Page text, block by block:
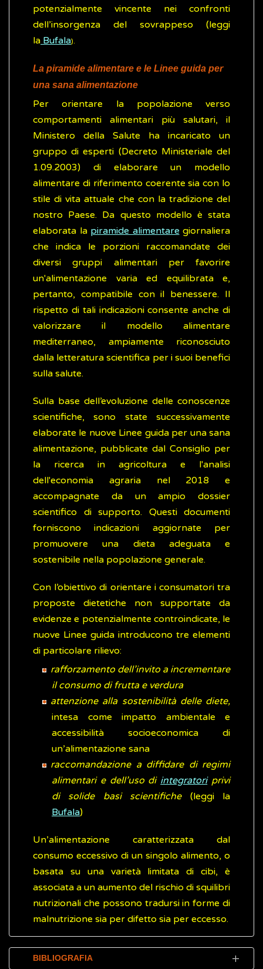
potenzialmente vincente nei confronti
dell’insorgenza del sovrappeso (leggi
la Bufala).
La piramide alimentare e le Linee guida per
una sana alimentazione
Per orientare la popolazione verso
comportamenti alimentari più salutari, il
Ministero della Salute ha incaricato un
gruppo di esperti (Decreto Ministeriale del
1.09.2003) di elaborare un modello
alimentare di riferimento coerente sia con lo
stile di vita attuale che con la tradizione del
nostro Paese. Da questo modello è stata
elaborata la piramide alimentare giornaliera
che indica le porzioni raccomandate dei
diversi gruppi alimentari per favorire
un'alimentazione varia ed equilibrata e,
pertanto, compatibile con il benessere. Il
rispetto di tali indicazioni consente anche di
valorizzare il modello alimentare
mediterraneo, ampiamente riconosciuto
dalla letteratura scientifica per i suoi benefici
sulla salute.
Sulla base dell’evoluzione delle conoscenze
scientifiche, sono state successivamente
elaborate le nuove Linee guida per una sana
alimentazione, pubblicate dal Consiglio per
la ricerca in agricoltura e l'analisi
dell'economia agraria nel 2018 e
accompagnate da un ampio dossier
scientifico di supporto. Questi documenti
forniscono indicazioni aggiornate per
promuovere una dieta adeguata e
sostenibile nella popolazione generale.
Con l’obiettivo di orientare i consumatori tra
proposte dietetiche non supportate da
evidenze e potenzialmente controindicate, le
nuove Linee guida introducono tre elementi
di particolare rilievo:
rafforzamento dell’invito a incrementare
il consumo di frutta e verdura
attenzione alla sostenibilità delle diete,
intesa come impatto ambientale e
accessibilità socioeconomica di
un’alimentazione sana
raccomandazione a diffidare di regimi
alimentari e dell’uso di integratoriprivi
di solide basi scientifiche (leggi la
Bufala)
Un’alimentazione caratterizzata dal
consumo eccessivo di un singolo alimento, o
basata su una varietà limitata di cibi, è
associata a un aumento del rischio di squilibri
nutrizionali che possono tradursi in forme di
malnutrizione sia per difetto sia per eccesso.
BIBLIOGRAFIA